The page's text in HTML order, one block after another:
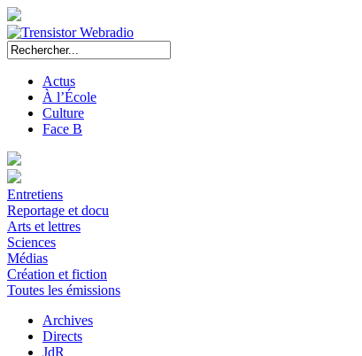
Actus
À l’École
Culture
Face B
Entretiens
Reportage et docu
Arts et lettres
Sciences
Médias
Création et fiction
Toutes les émissions
Archives
Directs
JdR